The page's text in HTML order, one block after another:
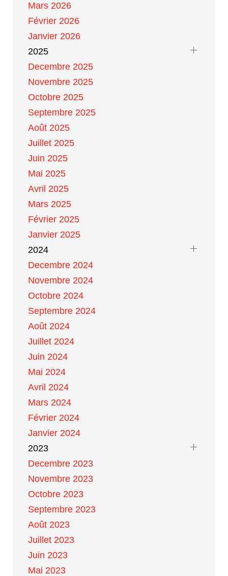
Mars 2026
Février 2026
Janvier 2026
2025
Decembre 2025
Novembre 2025
Octobre 2025
Septembre 2025
Août 2025
Juillet 2025
Juin 2025
Mai 2025
Avril 2025
Mars 2025
Février 2025
Janvier 2025
2024
Decembre 2024
Novembre 2024
Octobre 2024
Septembre 2024
Août 2024
Juillet 2024
Juin 2024
Mai 2024
Avril 2024
Mars 2024
Février 2024
Janvier 2024
2023
Decembre 2023
Novembre 2023
Octobre 2023
Septembre 2023
Août 2023
Juillet 2023
Juin 2023
Mai 2023